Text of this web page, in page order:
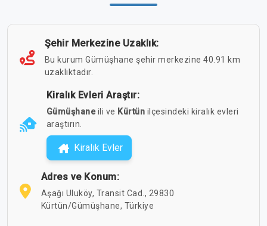
Şehir Merkezine Uzaklık:
Bu kurum Gümüşhane şehir merkezine 40.91 km
uzaklıktadır.
Kiralık Evleri Araştır:
Gümüşhaneili ve Kürtün ilçesindeki kiralık evleri
araştırın.
Kiralık Evler
Adres ve Konum:
Aşağı Uluköy, Transit Cad., 29830
Kürtün/Gümüşhane, Türkiye